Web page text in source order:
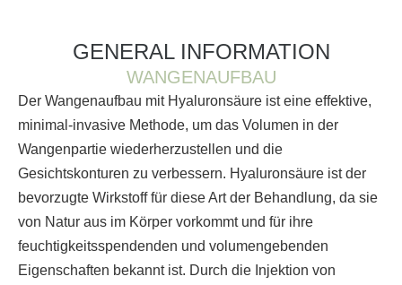
GENERAL INFORMATION
WANGENAUFBAU
Der Wangenaufbau mit Hyaluronsäure ist eine effektive,
minimal-invasive Methode, um das Volumen in der
Wangenpartie wiederherzustellen und die
Gesichtskonturen zu verbessern. Hyaluronsäure ist der
bevorzugte Wirkstoff für diese Art der Behandlung, da sie
von Natur aus im Körper vorkommt und für ihre
feuchtigkeitsspendenden und volumengebenden
Eigenschaften bekannt ist. Durch die Injektion von